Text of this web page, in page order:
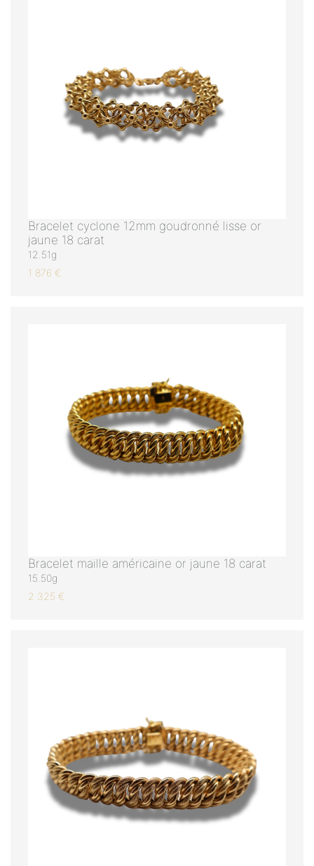
Bracelet cyclone 12mm goudronné lisse or
jaune 18 carat
12.51g
1 876 €
Bracelet maille américaine or jaune 18 carat
15.50g
2 325 €